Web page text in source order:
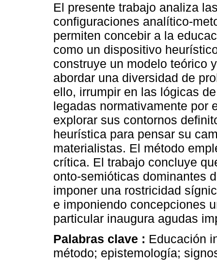
El presente trabajo analiza
configuraciones analítico-
permiten concebir a la
como un dispositivo
construye un modelo teórico
abordar una diversidad de
ello, irrumpir en las lógicas
legadas normativamente por
explorar sus contornos
heurística para pensar su
materialistas. El método
crítica. El trabajo concluye
onto-semióticas dominantes
imponer una rostricidad
e imponiendo concepciones
particular inaugura agudas
Palabras clave : Educación
método; epistemología;